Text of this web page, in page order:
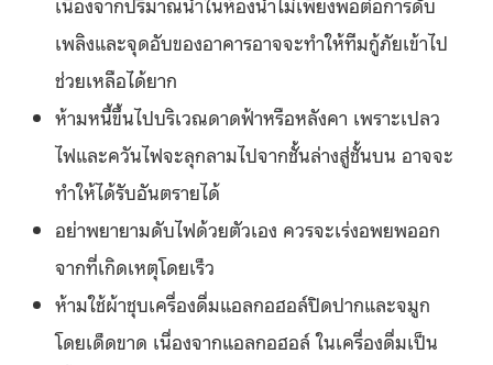
เพลิงและจุดอับของอาคารอาจจะทำให้ทีมกู้ภัยเข้าไป
ช่วยเหลือได้ยาก
ห้ามหนี้ขึ้นไปบริเวณดาดฟ้าหรือหลังคา เพราะเปลว
ไฟและควันไฟจะลุกลามไปจากชั้นล่างสู่ชั้นบน อาจจะ
ทำให้ได้รับอันตรายได้
อย่าพยายามดับไฟด้วยตัวเอง ควรจะเร่งอพยพออก
จากที่เกิดเหตุโดยเร็ว
ห้ามใช้ผ้าชุบเครื่องดื่มแอลกอฮอล์ปิดปากและจมูก
โดยเด็ดขาด เนื่องจากแอลกอฮอล์ ในเครื่องดื่มเป็น